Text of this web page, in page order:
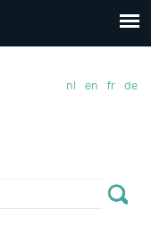
nl en fr de